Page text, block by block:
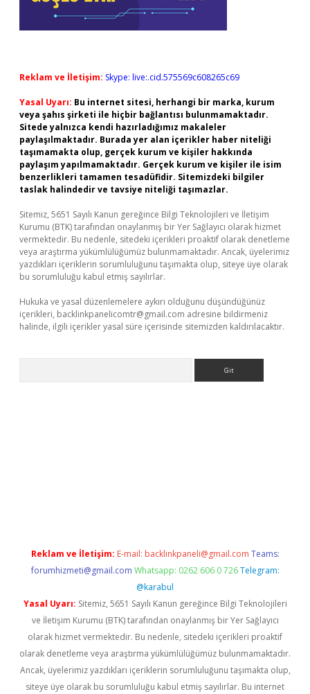
Reklam ve İletişim: Skype: live:.cid.575569c608265c69
Yasal Uyarı: Bu internet sitesi, herhangi bir marka, kurum
veya şahıs şirketi ile hiçbir bağlantısı bulunmamaktadır.
Sitede yalnızca kendi hazırladığımız makaleler
paylaşılmaktadır. Burada yer alan içerikler haber niteliği
taşımamakta olup, gerçek kurum ve kişiler hakkında
paylaşım yapılmamaktadır. Gerçek kurum ve kişiler ile isim
benzerlikleri tamamen tesadüfidir. Sitemizdeki bilgiler
taslak halindedir ve tavsiye niteliği taşımazlar.
Sitemiz, 5651 Sayılı Kanun gereğince Bilgi Teknolojileri ve İletişim
Kurumu (BTK) tarafından onaylanmış bir Yer Sağlayıcı olarak hizmet
vermektedir. Bu nedenle, sitedeki içerikleri proaktif olarak denetleme
veya araştırma yükümlülüğümüz bulunmamaktadır. Ancak, üyelerimiz
yazdıkları içeriklerin sorumluluğunu taşımakta olup, siteye üye olarak
bu sorumluluğu kabul etmiş sayılırlar.
Hukuka ve yasal düzenlemelere aykırı olduğunu düşündüğünüz
içerikleri, backlinkpanelicomtr@gmail.com adresine bildirmeniz
halinde, ilgili içerikler yasal süre içerisinde sitemizden kaldırılacaktır.
Reklam ve İletişim: E-mail: backlinkpaneli@gmail.com Teams:
forumhizmeti@gmail.com Whatsapp: 0262 606 0 726 Telegram:
@karabul
Yasal Uyarı: Sitemiz, 5651 Sayılı Kanun gereğince Bilgi Teknolojileri
ve İletişim Kurumu (BTK) tarafından onaylanmış bir Yer Sağlayıcı
olarak hizmet vermektedir. Bu nedenle, sitedeki içerikleri proaktif
olarak denetleme veya araştırma yükümlülüğümüz bulunmamaktadır.
Ancak, üyelerimiz yazdıkları içeriklerin sorumluluğunu taşımakta olup,
siteye üye olarak bu sorumluluğu kabul etmiş sayılırlar. Bu internet